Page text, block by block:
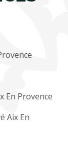
En Provence
Aix En